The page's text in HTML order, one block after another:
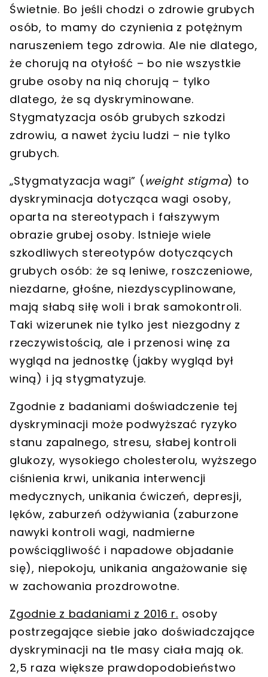
Świetnie. Bo jeśli chodzi o zdrowie grubych
osób, to mamy do czynienia z potężnym
naruszeniem tego zdrowia. Ale nie dlatego,
że chorują na otyłość – bo nie wszystkie
grube osoby na nią chorują – tylko
dlatego, że są dyskryminowane.
Stygmatyzacja osób grubych szkodzi
zdrowiu, a nawet życiu ludzi – nie tylko
grubych.
„Stygmatyzacja wagi” (weight stigma) to
dyskryminacja dotycząca wagi osoby,
oparta na stereotypach i fałszywym
obrazie grubej osoby. Istnieje wiele
szkodliwych stereotypów dotyczących
grubych osób: że są leniwe, roszczeniowe,
niezdarne, głośne, niezdyscyplinowane,
mają słabą siłę woli i brak samokontroli.
Taki wizerunek nie tylko jest niezgodny z
rzeczywistością, ale i przenosi winę za
wygląd na jednostkę (jakby wygląd był
winą) i ją stygmatyzuje.
Zgodnie z badaniami doświadczenie tej
dyskryminacji może podwyższać ryzyko
stanu zapalnego, stresu, słabej kontroli
glukozy, wysokiego cholesterolu, wyższego
ciśnienia krwi, unikania interwencji
medycznych, unikania ćwiczeń, depresji,
lęków, zaburzeń odżywiania (zaburzone
nawyki kontroli wagi, nadmierne
powściągliwość i napadowe objadanie
się), niepokoju, unikania angażowanie się
w zachowania prozdrowotne.
Zgodnie z badaniami z 2016 r. osoby
postrzegające siebie jako doświadczające
dyskryminacji na tle masy ciała mają ok.
2,5 raza większe prawdopodobieństwo